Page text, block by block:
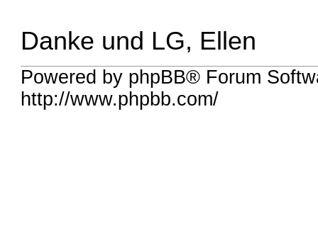
Danke und LG, Ellen
Powered by phpBB® Forum
http://www.phpbb.com/